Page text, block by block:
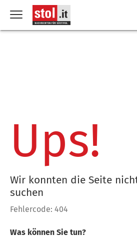
Ups!
Wir konnten die Seite
suchen
Fehlercode: 404
Was können Sie tun?